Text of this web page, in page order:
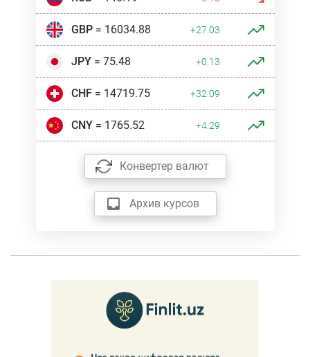
GBP= 16034.88 +27.03
JPY= 75.48 +0.13
CHF= 14719.75 +32.09
CNY= 1765.52 +4.29
Конвертер валют
Архив курсов